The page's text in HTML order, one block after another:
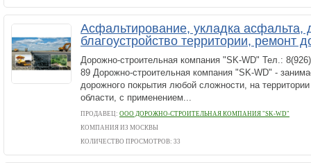
Асфальтирование, укладка
благоустройство территории, ремонт
Дорожно-строительная компания "SK-WD" Тел.:
89 Дорожно-строительная компания "SK-WD" -
дорожного покрытия любой сложности, на
области, с применением...
ПРОДАВЕЦ: ООО ДОРОЖНО-СТРОИТЕЛЬНАЯ КОМПАНИЯ "SK-WD"
КОМПАНИЯ ИЗ МОСКВЫ
КОЛИЧЕСТВО ПРОСМОТРОВ: 33